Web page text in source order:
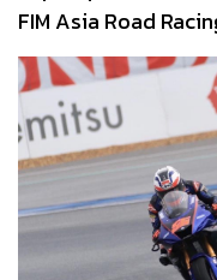
FIM Asia Road